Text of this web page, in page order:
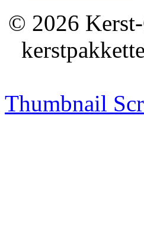
© 2026
Thumbnail